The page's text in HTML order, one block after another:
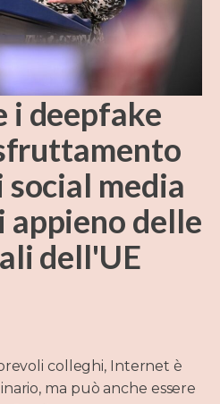
i deepfake
social media
appieno delle
dell'UE
colleghi, Internet è
ma può anche essere